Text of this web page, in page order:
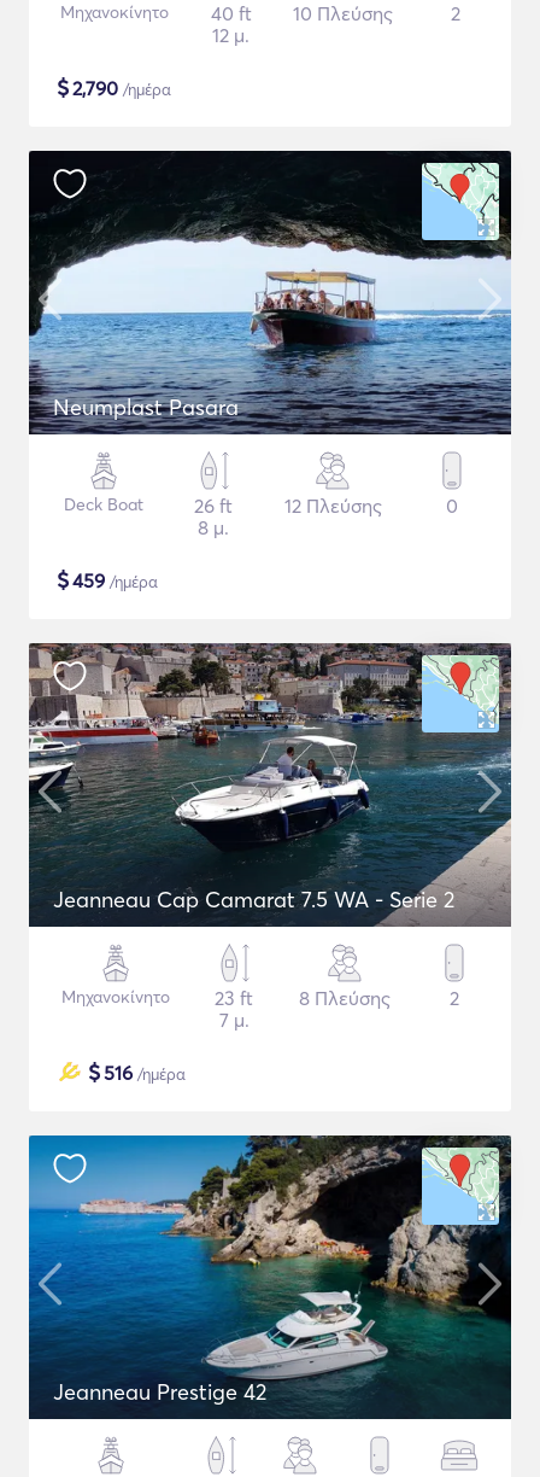
Μηχανοκίνητο
40 ft
12 μ.
10 Πλεύσης 2
$2,790 /ημέρα
Neumplast Pasara
Deck Boat
26 ft
8 μ.
12 Πλεύσης 0
$459 /ημέρα
Jeanneau Cap Camarat 7.5 WA - Serie 2
Μηχανοκίνητο
23 ft
7 μ.
8 Πλεύσης 2
$516 /ημέρα
Jeanneau Prestige 42